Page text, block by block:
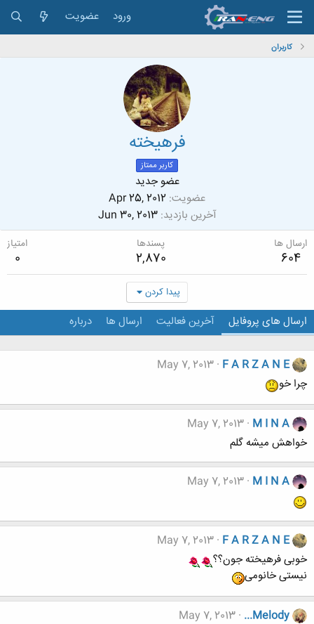
ورود عضویت
کاربران
فرهيخته
کاربر ممتاز
عضو جدید
عضویت Apr 25, 2012
آخرین بازدید Jun 30, 2013
ارسال ها
604
پسندها
2,870
امتیاز
0
پیدا کردن
ارسال های پروفایل آخرین فعالیت ارسال ها درباره
F A R Z A N E
May 7, 2013
چرا خو
M I N A
May 7, 2013
خواهش میشه گلم
M I N A
May 7, 2013
F A R Z A N E
May 7, 2013
خوبی فرهیخته جون؟؟
نیستی خانومی
...Melody
May 7, 2013